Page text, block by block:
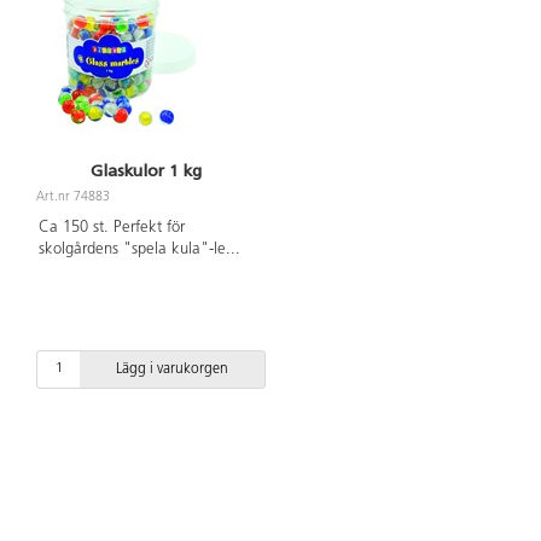
Glaskulor 1 kg
Art.nr 74883
Ca 150 st. Perfekt för
skolgårdens "spela kula"-le...
Lägg i varukorgen